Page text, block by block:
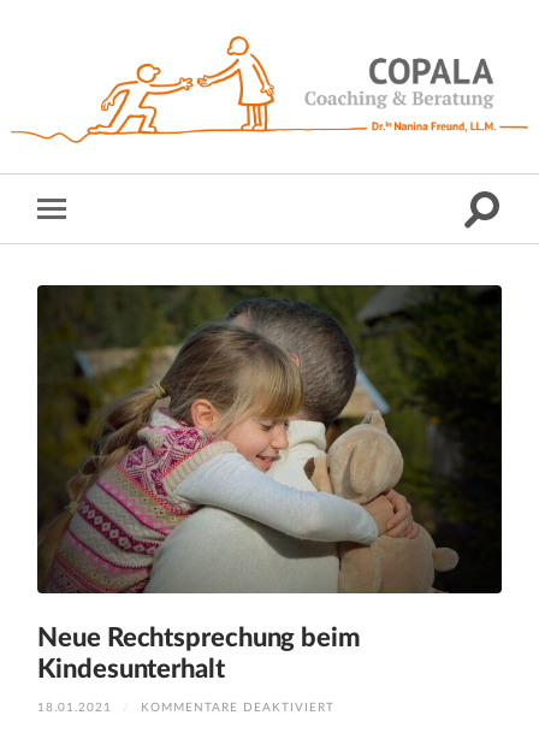
Neue Rechtsprechung beim
Kindesunterhalt
18.01.2021 / KOMMENTARE DEAKTIVIERT